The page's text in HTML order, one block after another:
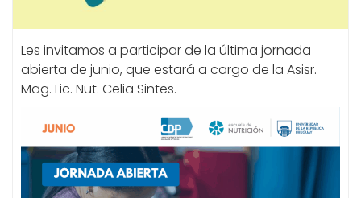
Les invitamos a participar de la última jornada
abierta de junio, que estará a cargo de la Asisr.
Mag. Lic. Nut. Celia Sintes.